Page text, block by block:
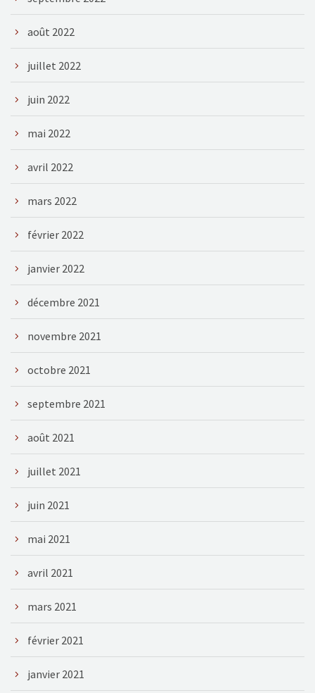
août 2022
juillet 2022
juin 2022
mai 2022
avril 2022
mars 2022
février 2022
janvier 2022
décembre 2021
novembre 2021
octobre 2021
septembre 2021
août 2021
juillet 2021
juin 2021
mai 2021
avril 2021
mars 2021
février 2021
janvier 2021